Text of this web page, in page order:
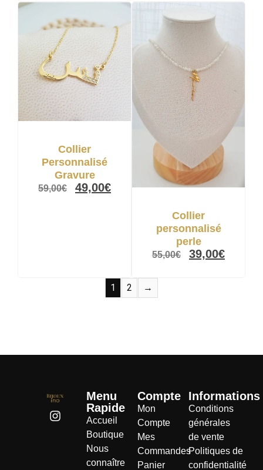
Collier
Personnalisé
Gravure
59,00€ 49,00€
Collier
personnalisé
perle
55,00€ 39,00€
1 2 →
Menu
Rapide
Accueil
Boutique
Nous
connaître
Compte
Mon
Compte
Mes
Commandes
Panier
Informations
Conditions
générales
de vente
Politiques de
confidentialité